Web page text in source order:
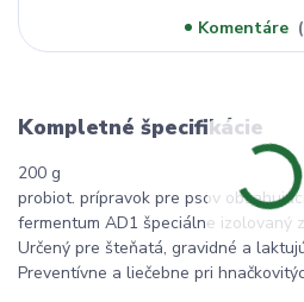
Komentáre
Kompletné špecifikácie
200 g
probiot. prípravok pre psov
fermentum AD1 špeciálne izolovaný
Určený pre šteňatá, gravidné a
Preventívne a liečebne pri